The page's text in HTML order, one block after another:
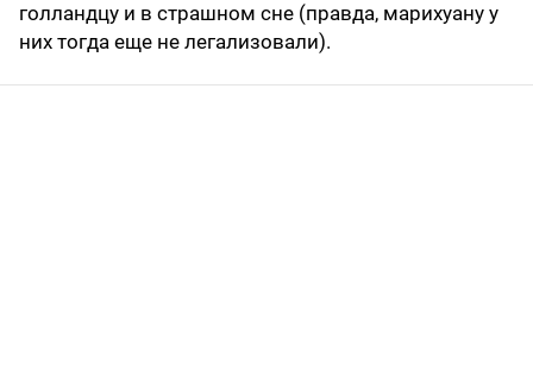
голландцу и в страшном сне (правда, марихуану у
них тогда еще не легализовали).